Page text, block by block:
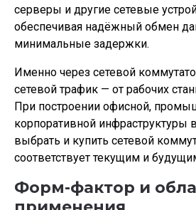
серверы и другие сетевые
обеспечивая надёжный обмен
минимальные задержки.
Именно через сетевой
сетевой трафик — от рабочих
При построении офисной,
корпоративной инфраструктуры
выбрать и купить сетевой
соответствует текущим и
Форм-фактор и